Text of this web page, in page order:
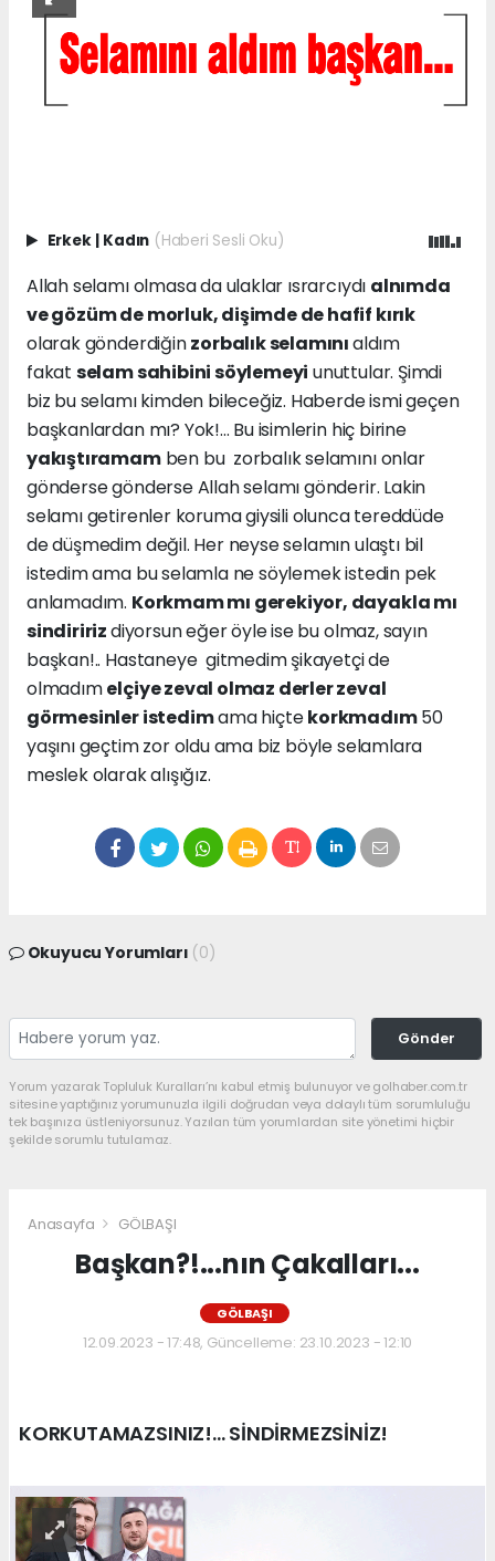
Erkek | Kadın (Haberi Sesli Oku)
Allah selamı olmasa da ulaklar ısrarcıydı alnımda
ve gözüm de morluk, dişimde de hafif kırık
olarak gönderdiğinzorbalık selamınıaldım
fakat selam sahibini söylemeyi unuttular. Şimdi
biz bu selamı kimden bileceğiz. Haberde ismi geçen
başkanlardan mı? Yok!... Bu isimlerin hiç birine
yakıştıramamben bu zorbalık selamını onlar
gönderse gönderse Allah selamı gönderir. Lakin
selamı getirenler koruma giysili olunca tereddüde
de düşmedim değil. Her neyse selamın ulaştı bil
istedim ama bu selamla ne söylemek istedin pek
anlamadım. Korkmam mı gerekiyor, dayakla mı
sindiririzdiyorsun eğer öyle ise bu olmaz, sayın
başkan!.. Hastaneye gitmedim şikayetçi de
olmadımelçiye zeval olmaz derler zeval
görmesinler istedimama hiçtekorkmadım50
yaşını geçtim zor oldu ama biz böyle selamlara
meslek olarak alışığız.
Okuyucu Yorumları (0)
Gönder
Yorum yazarak Topluluk Kuralları’nı kabul etmiş bulunuyor ve golhaber.com.tr
sitesine yaptığınız yorumunuzla ilgili doğrudan veya dolaylı tüm sorumluluğu
tek başınıza üstleniyorsunuz. Yazılan tüm yorumlardan site yönetimi hiçbir
şekilde sorumlu tutulamaz.
Anasayfa GÖLBAŞI
Başkan?!...nın Çakalları...
GÖLBAŞI
12.09.2023 - 17:48, Güncelleme: 23.10.2023 - 12:10
KORKUTAMAZSINIZ!... SİNDİRMEZSİNİZ!